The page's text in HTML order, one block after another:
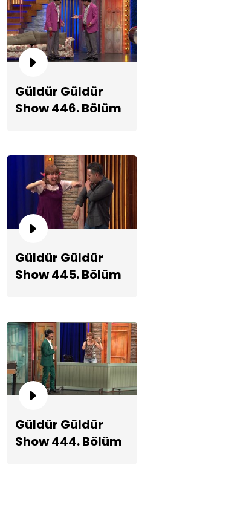
- Kötü Otel!
Güldür Güldür
Show 446. Bölüm
Güldür Güldür
Show 445. Bölüm
Güldür Güldür
Show 444. Bölüm